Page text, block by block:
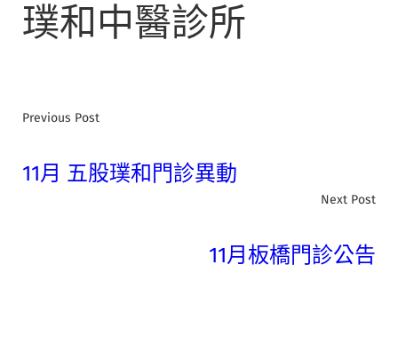
璞和中醫診所
Previous Post
11月 五股璞和門診異動
Next Post
11月板橋門診公告